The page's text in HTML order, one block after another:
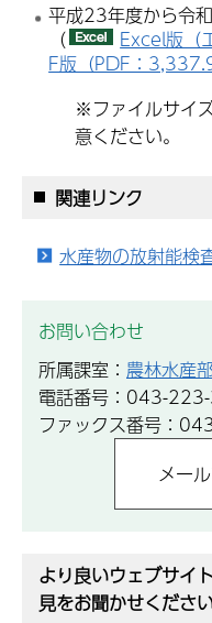
平成23年度から令
（
Excel版（
F版（PDF：
※ファイルサイ
意ください。
関連リンク
水産物の放射能検
お問い合わせ
所属課室： 農林水産
電話番号：043-
ファックス番号：
より良いウェブサイ
見をお聞かせくださ